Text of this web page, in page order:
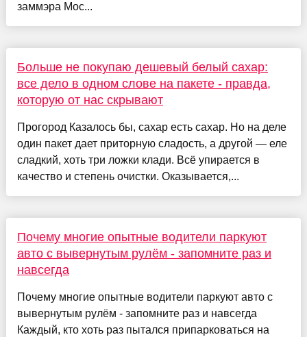
заммэра Мос...
Больше не покупаю дешевый белый сахар:
все дело в одном слове на пакете - правда,
которую от нас скрывают
Прогород Казалось бы, сахар есть сахар. Но на деле
один пакет дает приторную сладость, а другой — еле
сладкий, хоть три ложки клади. Всё упирается в
качество и степень очистки. Оказывается,...
Почему многие опытные водители паркуют
авто с вывернутым рулём - запомните раз и
навсегда
Почему многие опытные водители паркуют авто с
вывернутым рулём - запомните раз и навсегда
Каждый, кто хоть раз пытался припарковаться на